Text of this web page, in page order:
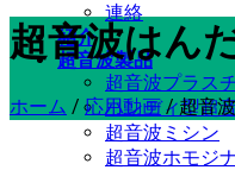
連絡
紹介
超音波製品
超音波プラス
ハンディ型超
超音波ミシン
超音波ホモジ
超音波はん
ホーム / 応用動画 /超音